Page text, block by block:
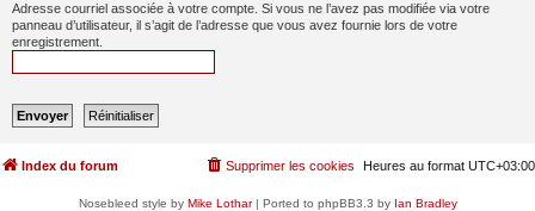
Adresse courriel associée à votre compte. Si vous ne l’avez pas modifiée via votre
panneau d’utilisateur, il s’agit de l’adresse que vous avez fournie lors de votre
enregistrement.
Index du forum Heures au format UTC+03:00
Supprimer les cookies
Nosebleed style by Mike Lothar| Ported to phpBB3.3 by Ian Bradley